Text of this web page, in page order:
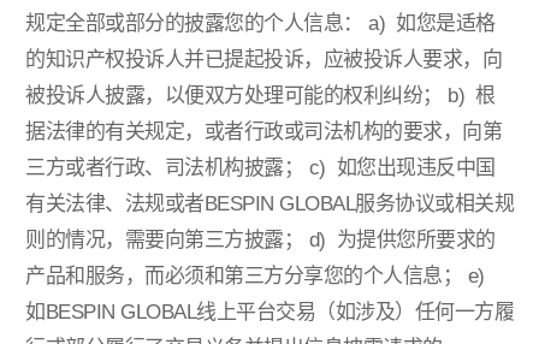
规定全部或部分的披露您的个人信息：
a) 如您是适格
的知识产权投诉人并已提起投诉，应被投诉人要求，向
被投诉人披露，以便双方处理可能的权利纠纷；
b) 根
据法律的有关规定，或者行政或司法机构的要求，向第
三方或者行政、司法机构披露；
c) 如您出现违反中国
有关法律、法规或者BESPIN GLOBAL服务协议或相关规
则的情况，需要向第三方披露；
d) 为提供您所要求的
产品和服务，而必须和第三方分享您的个人信息；
e)
如BESPIN GLOBAL线上平台交易（如涉及）任何一方履